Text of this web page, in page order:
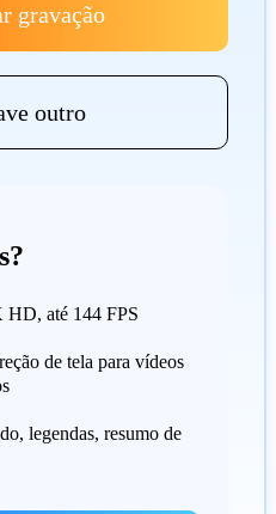
gravação
outro
HD, até 144 FPS
de tela para vídeos
legendas, resumo de